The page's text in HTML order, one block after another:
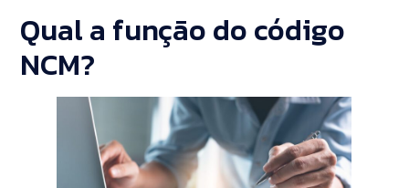
Qual a função do código
NCM?